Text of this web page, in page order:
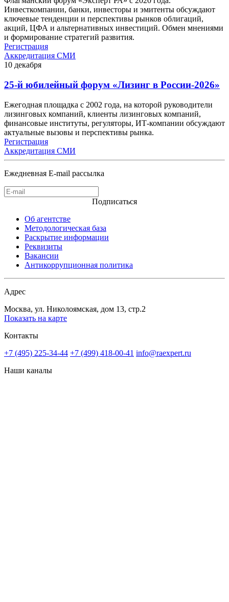
Инвесткомпании, банки, инвесторы и эмитенты обсуждают
ключевые тенденции и перспективы рынков облигаций,
акций, ЦФА и альтернативных инвестиций. Обмен мнениями
и формирование стратегий развития.
Регистрация
Аккредитация СМИ
10 декабря
25-й юбилейный форум «Лизинг в России-2026»
Ежегодная площадка с 2002 года, на которой руководители
лизинговых компаний, клиенты лизинговых компаний,
финансовые институты, регуляторы, ИТ-компании обсуждают
актуальные вызовы и перспективы рынка.
Регистрация
Аккредитация СМИ
Ежедневная E-mail рассылка
Подписаться
Об агентстве
Методологическая база
Раскрытие информации
Реквизиты
Вакансии
Антикоррупционная политика
Адрес
Москва, ул. Николоямская, дом 13, стр.2
Показать на карте
Контакты
+7 (495) 225-34-44 +7 (499) 418-00-41 info@raexpert.ru
Наши каналы